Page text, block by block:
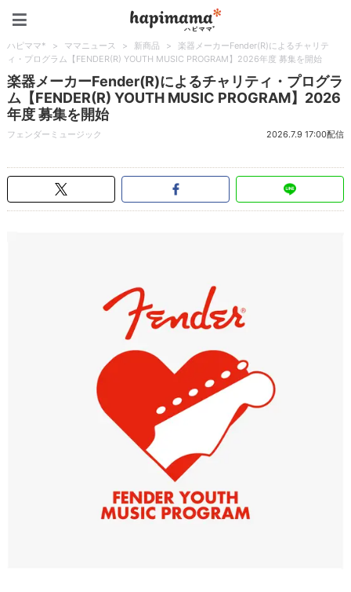
ハピママ* > ママニュース > 新商品 >
楽器メーカーFender(R)によるチャリテ
ィ・プログラム【FENDER(R)︎ YOUTH MUSIC PROGRAM】2026年度 募集を開始
楽器メーカーFender(R)によるチャリティ・プログラ
ム【FENDER(R)︎ YOUTH MUSIC PROGRAM】2026
年度 募集を開始
フェンダーミュージック 2026.7.9 17:00配信